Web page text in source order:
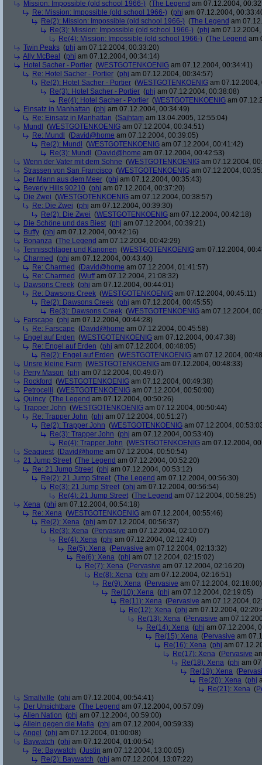
Mission: Impossible (old school 1966-) (The Legend am 07.12.2004,
Re: Mission: Impossible (old school 1966-) (phj am 07.12.2004,
Re(2): Mission: Impossible (old school 1966-) (The Legend am
Re(3): Mission: Impossible (old school 1966-) (phj am
Re(4): Mission: Impossible (old school 1966-) (The Legend am
Twin Peaks (phj am 07.12.2004, 00:33:20)
Ally McBeal
(phj am 07.12.2004, 00:34:14)
Hotel Sacher - Portier (WESTGOTENKOENIG am 07.12.2004, 00:34:41)
Re: Hotel Sacher - Portier (phj am 07.12.2004, 00:34:57)
Re(2): Hotel Sacher - Portier (WESTGOTENKOENIG am 07.12.2004,
Re(3): Hotel Sacher - Portier (phj am 07.12.2004, 00:38:08)
Re(4): Hotel Sacher - Portier (WESTGOTENKOENIG am
Einsatz in Manhattan (phj am 07.12.2004, 00:34:49)
Re: Einsatz in Manhattan (Sajhtam am 13.04.2005, 12:55:04)
Mundl
(WESTGOTENKOENIG am 07.12.2004, 00:34:51)
Re: Mundl
(David@home am 07.12.2004, 00:39:05)
Re(2): Mundl
(WESTGOTENKOENIG am 07.12.2004, 00:41:42)
Re(3): Mundl
(David@home am 07.12.2004, 00:42:53)
Wenn der Vater mit dem Sohne (WESTGOTENKOENIG am 07.12.2004,
Strassen von San Francisco (WESTGOTENKOENIG am 07.12.2004,
Der Mann aus dem Meer (phj am 07.12.2004, 00:35:43)
Beverly Hills 90210 (phj am 07.12.2004, 00:37:20)
Die Zwei (WESTGOTENKOENIG am 07.12.2004, 00:38:57)
Re: Die Zwei (phj am 07.12.2004, 00:39:30)
Re(2): Die Zwei (WESTGOTENKOENIG am 07.12.2004, 00:42:18)
Die Schöne und das Biest (phj am 07.12.2004, 00:39:21)
Buffy (phj am 07.12.2004, 00:42:16)
Bonanza (The Legend am 07.12.2004, 00:42:29)
Tennisschläger und Kanonen (WESTGOTENKOENIG am 07.12.2004,
Charmed (phj am 07.12.2004, 00:43:40)
Re: Charmed (David@home am 07.12.2004, 01:41:57)
Re: Charmed (Wuffam 07.12.2004, 21:08:32)
Dawsons Creek (phj am 07.12.2004, 00:44:01)
Re: Dawsons Creek (WESTGOTENKOENIG am 07.12.2004, 00:45:11)
Re(2): Dawsons Creek (phj am 07.12.2004, 00:45:55)
Re(3): Dawsons Creek (WESTGOTENKOENIG am 07.12.2004,
Farscape (phj am 07.12.2004, 00:44:28)
Re: Farscape (David@home am 07.12.2004, 00:45:58)
Engel auf Erden (WESTGOTENKOENIG am 07.12.2004, 00:47:38)
Re: Engel auf Erden (phj am 07.12.2004, 00:48:05)
Re(2): Engel auf Erden (WESTGOTENKOENIG am 07.12.2004,
Unsre kleine Farm (WESTGOTENKOENIG am 07.12.2004, 00:48:33)
Perry Mason (phj am 07.12.2004, 00:49:07)
Rockford (WESTGOTENKOENIG am 07.12.2004, 00:49:38)
Petrocelli (WESTGOTENKOENIG am 07.12.2004, 00:50:00)
Quincy (The Legend am 07.12.2004, 00:50:26)
Trapper John (WESTGOTENKOENIG am 07.12.2004, 00:50:44)
Re: Trapper John (phj am 07.12.2004, 00:51:27)
Re(2): Trapper John (WESTGOTENKOENIG am 07.12.2004,
Re(3): Trapper John (phj am 07.12.2004, 00:53:40)
Re(4): Trapper John (WESTGOTENKOENIG am 07.12.2004,
Seaquest (David@home am 07.12.2004, 00:50:54)
21 Jump Street (The Legend am 07.12.2004, 00:52:20)
Re: 21 Jump Street (phj am 07.12.2004, 00:53:12)
Re(2): 21 Jump Street (The Legend am 07.12.2004, 00:56:30)
Re(3): 21 Jump Street (phj am 07.12.2004, 00:56:54)
Re(4): 21 Jump Street (The Legend am 07.12.2004, 00:58:25)
Xena (phj am 07.12.2004, 00:54:18)
Re: Xena (WESTGOTENKOENIG am 07.12.2004, 00:55:46)
Re(2): Xena (phj am 07.12.2004, 00:56:37)
Re(3): Xena (Pervasive am 07.12.2004, 02:10:07)
Re(4): Xena (phj am 07.12.2004, 02:12:40)
Re(5): Xena (Pervasive am 07.12.2004, 02:13:32)
Re(6): Xena (phj am 07.12.2004, 02:15:02)
Re(7): Xena (Pervasive am 07.12.2004, 02:16:20)
Re(8): Xena (phj am 07.12.2004, 02:16:51)
Re(9): Xena (Pervasive am 07.12.2004, 02:18:00)
Re(10): Xena (phj am 07.12.2004, 02:19:05)
Re(11): Xena (Pervasive am 07.12.2004,
Re(12): Xena (phj am 07.12.2004,
Re(13): Xena (Pervasive am
Re(14): Xena (phj am 07.12.2004,
Re(15): Xena (Pervasive am
Re(16): Xena (phj am
Re(17): Xena (Pervasive
Re(18): Xena (phj am
Re(19): Xena (
Re(20): Xena (phj
Re(21): Xena (
Smallville (phj am 07.12.2004, 00:54:41)
Der Unsichtbare (The Legend am 07.12.2004, 00:57:09)
Alien Nation (phj am 07.12.2004, 00:59:00)
Allein gegen die Mafia (phj am 07.12.2004, 00:59:33)
Angel
(phj am 07.12.2004, 01:00:08)
Baywatch (phj am 07.12.2004, 01:00:54)
Re: Baywatch (Justin am 07.12.2004, 13:00:05)
Re(2): Baywatch (phj am 07.12.2004, 13:07:22)